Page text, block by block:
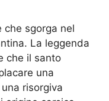
che sgorga nel
La leggenda
che il santo
una
risorgiva